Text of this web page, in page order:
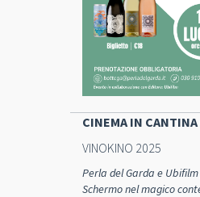
CINEMA IN
VINOKINO 2025
Perla del Garda e
Schermo nel magico